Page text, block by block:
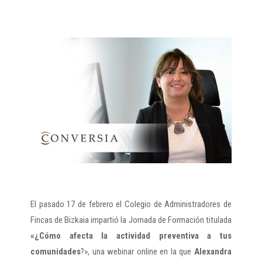
El pasado 17 de febrero el Colegio de Administradores de
Fincas de Bizkaia impartió la Jornada de Formación titulada
«¿Cómo afecta la actividad preventiva a tus
comunidades?», una webinar online en la que Alexandra